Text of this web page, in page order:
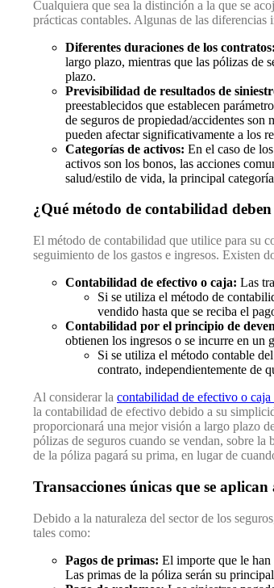
Cualquiera que sea la distinción a la que se
prácticas contables. Algunas de las diferencias
Diferentes duraciones de los contratos:
largo plazo, mientras que las pólizas de
plazo.
Previsibilidad de resultados de
preestablecidos que establecen
de seguros de propiedad/accidentes son
pueden afectar significativamente a los
Categorías de activos: En el caso de
activos son los bonos, las acciones
salud/estilo de vida, la principal
¿Qué método de contabilidad
El método de contabilidad que utilice para su
seguimiento de los gastos e ingresos. Existen
Contabilidad de efectivo o caja: Las
Si se utiliza el método de
vendido hasta que se reciba el
Contabilidad por el principio de
obtienen los ingresos o se incurre en un
Si se utiliza el método contable
contrato, independientemente de
Al considerar la contabilidad de efectivo o
la contabilidad de efectivo debido a su
proporcionará una mejor visión a largo plazo
pólizas de seguros cuando se vendan, sobre
de la póliza pagará su prima, en lugar de
Transacciones únicas que se
Debido a la naturaleza del sector de los
tales como:
Pagos de primas: El importe que le
Las primas de la póliza serán su